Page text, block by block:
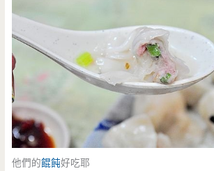
他們的餛飩好吃耶